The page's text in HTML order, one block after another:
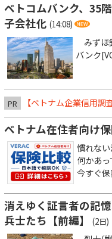
ベトコムバンク、35
子会社化 (14:08)
みずほ
バンク
PR 【ベトナム企業信用
ベトナム在住者向け
慣れな
何かあ
今すぐ保
消えゆく証言者の記
兵士たち【前編】
(2日)